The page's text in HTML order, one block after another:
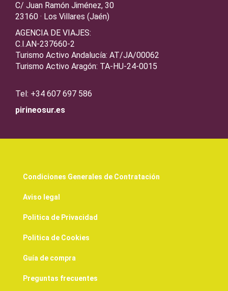
C/ Juan Ramón Jiménez, 30
23160 · Los Villares (Jaén)
AGENCIA DE VIAJES:
C.I.AN-237660-2
Turismo Activo Andalucía: AT/JA/00062
Turismo Activo Aragón: TA-HU-24-0015
Tel: +34 607 697 586
pirineosur.es
Condiciones Generales de Contratación
Aviso legal
Politica de Privacidad
Politica de Cookies
Guía de compra
Preguntas frecuentes